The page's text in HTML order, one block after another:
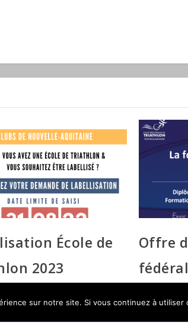
École de
2023
Offre
sur notre site. Si vous continuez à